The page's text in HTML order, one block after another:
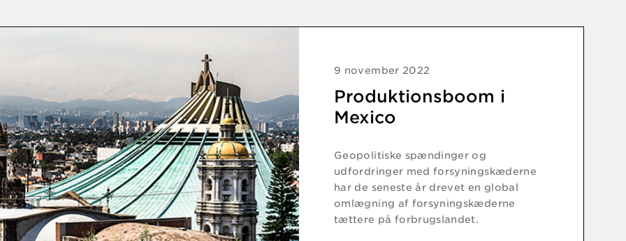
9 november 2022
Produktionsboom i
Mexico
Geopolitiske spændinger og
udfordringer med forsyningskæderne
har de seneste år drevet en global
omlægning af forsyningskæderne
tættere på forbrugslandet.